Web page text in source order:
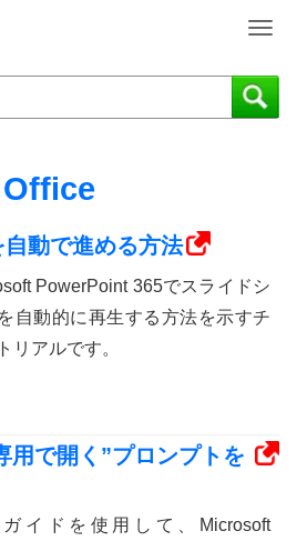
T
g
g
a
t
Office
動で進める方法
PowerPoint 365でスライドシ
自動的に再生する方法を示すチ
リアルです。
用で開く”プロンプトを
イドを使用して、Microsoft